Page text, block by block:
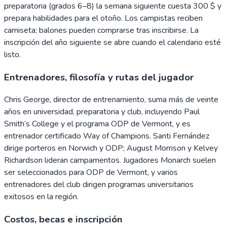
preparatoria (grados 6–8) la semana siguiente cuesta 300 $ y
prepara habilidades para el otoño. Los campistas reciben
camiseta; balones pueden comprarse tras inscribirse. La
inscripción del año siguiente se abre cuando el calendario esté
listo.
Entrenadores, filosofía y rutas del jugador
Chris George, director de entrenamiento, suma más de veinte
años en universidad, preparatoria y club, incluyendo Paul
Smith’s College y el programa ODP de Vermont, y es
entrenador certificado Way of Champions. Santi Fernández
dirige porteros en Norwich y ODP; August Morrison y Kelvey
Richardson lideran campamentos. Jugadores Monarch suelen
ser seleccionados para ODP de Vermont, y varios
entrenadores del club dirigen programas universitarios
exitosos en la región.
Costos, becas e inscripción